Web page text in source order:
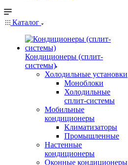
Каталог
Кондиционеры (сплит-
системы)
Холодильные установки
Моноблоки
Холодильные
сплит-системы
Мобильные
кондиционеры
Климатизаторы
Промышленные
Настенные
кондиционеры
Оконные кондиционеры